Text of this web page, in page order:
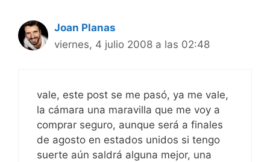
Joan Planas
viernes, 4 julio 2008 a las 02:48
vale, este post se me pasó, ya me vale,
la cámara una maravilla que me voy a
comprar seguro, aunque será a finales
de agosto en estados unidos si tengo
suerte aún saldrá alguna mejor, una